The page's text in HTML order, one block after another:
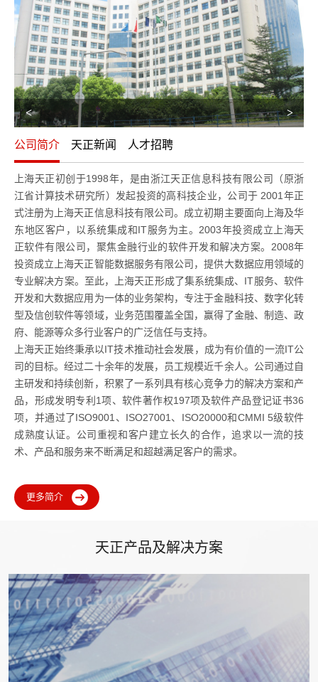
公司简介 天正新闻 人才招聘
上海天正初创于1998年，是由浙江天正信息科技有限公司（原浙
江省计算技术研究所）发起投资的高科技企业，公司于 2001年正
式注册为上海天正信息科技有限公司。成立初期主要面向上海及华
东地区客户，以系统集成和IT服务为主。2003年投资成立上海天
正软件有限公司，聚焦金融行业的软件开发和解决方案。2008年
投资成立上海天正智能数据服务有限公司，提供大数据应用领域的
专业解决方案。至此，上海天正形成了集系统集成、IT服务、软件
开发和大数据应用为一体的业务架构，专注于金融科技、数字化转
型及信创软件等领域，业务范围覆盖全国，赢得了金融、制造、政
府、能源等众多行业客户的广泛信任与支持。
上海天正始终秉承以IT技术推动社会发展，成为有价值的一流IT公
司的目标。经过二十余年的发展，员工规模近千余人。公司通过自
主研发和持续创新，积累了一系列具有核心竞争力的解决方案和产
品，形成发明专利1项、软件著作权197项及软件产品登记证书36
项，并通过了ISO9001、ISO27001、ISO20000和CMMI 5级软件
成熟度认证。公司重视和客户建立长久的合作，追求以一流的技
术、产品和服务来不断满足和超越满足客户的需求。
更多简介
天正产品及解决方案